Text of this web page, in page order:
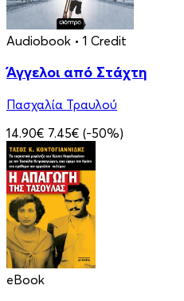
Audiobook • 1 Credit
Άγγελοι από Στάχτη
Πασχαλία Τραυλού
14.90€ 7.45€ (-50%)
eBook